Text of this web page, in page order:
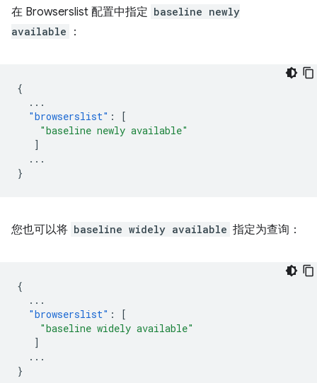
在 Browserslist 配置中指定 baseline newly
available
：
{
...
"browserslist" :
[
"baseline newly available"
]
...
}
您也可以将 baseline widely available 指定为查询：
{
...
"browserslist" :
[
"baseline widely available"
]
...
}